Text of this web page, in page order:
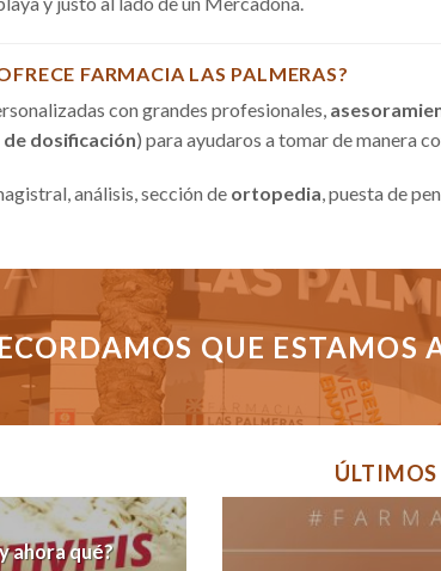
FARMACIA LAS PALMERAS?
con grandes profesionales,
dosificación) para ayudaros a tomar de manera
análisis, sección de ortopedia, puesta de
QUE
ÚLTIMOS
ahora qué?